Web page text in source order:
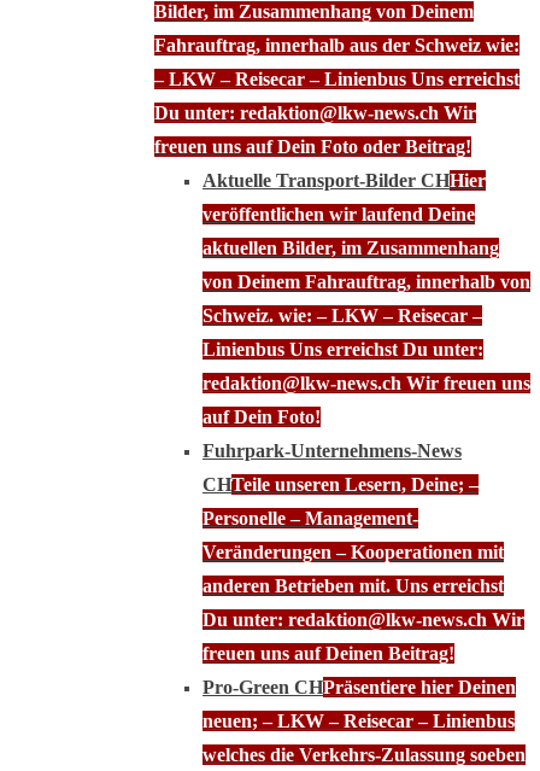
Bilder, im Zusammenhang von Deinem
Fahrauftrag, innerhalb aus der Schweiz wie:
– LKW – Reisecar – Linienbus Uns erreichst
Du unter: redaktion@lkw-news.ch Wir
freuen uns auf Dein Foto oder Beitrag!
Aktuelle Transport-Bilder CHHier
veröffentlichen wir laufend Deine
aktuellen Bilder, im Zusammenhang
von Deinem Fahrauftrag, innerhalb von
Schweiz. wie: – LKW – Reisecar –
Linienbus Uns erreichst Du unter:
redaktion@lkw-news.ch Wir freuen uns
auf Dein Foto!
Fuhrpark-Unternehmens-News
CHTeile unseren Lesern, Deine; –
Personelle – Management-
Veränderungen – Kooperationen mit
anderen Betrieben mit. Uns erreichst
Du unter: redaktion@lkw-news.ch Wir
freuen uns auf Deinen Beitrag!
Pro-Green CHPräsentiere hier Deinen
neuen; – LKW – Reisecar – Linienbus
welches die Verkehrs-Zulassung soeben